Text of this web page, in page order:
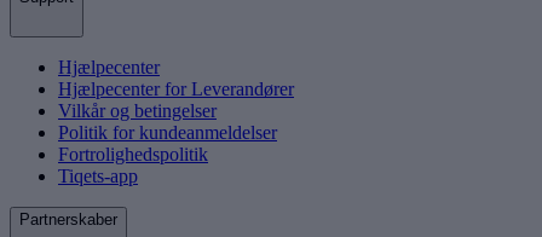
Hjælpecenter
Hjælpecenter for Leverandører
Vilkår og betingelser
Politik for kundeanmeldelser
Fortrolighedspolitik
Tiqets-app
Partnerskaber